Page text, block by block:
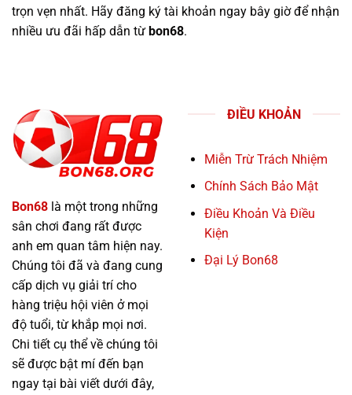
trọn vẹn nhất. Hãy đăng ký tài khoản ngay bây giờ để nhận
nhiều ưu đãi hấp dẫn từ bon68.
Bon68 là một trong những
sân chơi đang rất được
anh em quan tâm hiện nay.
Chúng tôi đã và đang cung
cấp dịch vụ giải trí cho
hàng triệu hội viên ở mọi
độ tuổi, từ khắp mọi nơi.
Chi tiết cụ thể về chúng tôi
sẽ được bật mí đến bạn
ngay tại bài viết dưới đây,
ĐIỀU KHOẢN
Miễn Trừ Trách Nhiệm
Chính Sách Bảo Mật
Điều Khoản Và Điều
Kiện
Đại Lý Bon68